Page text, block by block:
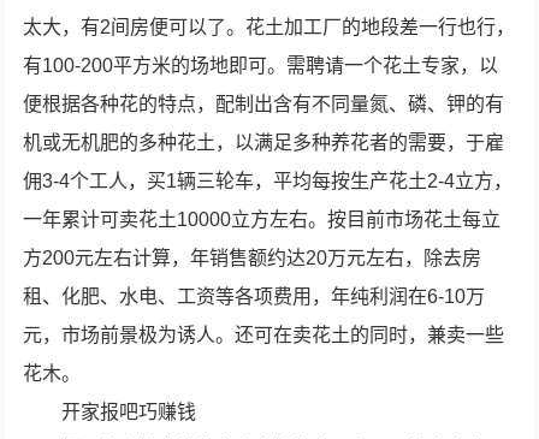
太大，有2间房便可以了。花土加工厂的地段差一行也行，
有100-200平方米的场地即可。需聘请一个花土专家，以
便根据各种花的特点，配制出含有不同量氮、磷、钾的有
机或无机肥的多种花土，以满足多种养花者的需要，于雇
佣3-4个工人，买1辆三轮车，平均每按生产花土2-4立方，
一年累计可卖花土10000立方左右。按目前市场花土每立
方200元左右计算，年销售额约达20万元左右，除去房
租、化肥、水电、工资等各项费用，年纯利润在6-10万
元，市场前景极为诱人。还可在卖花土的同时，兼卖一些
花木。
开家报吧巧赚钱